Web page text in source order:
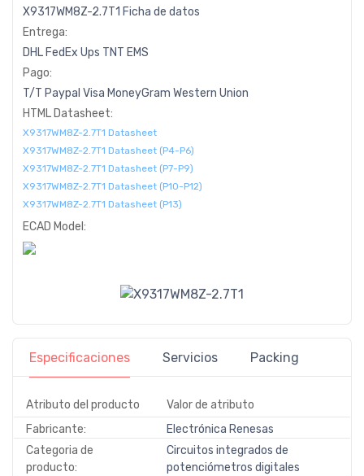
X9317WM8Z-2.7T1 Ficha de datos
Entrega:
DHL FedEx Ups TNT EMS
Pago:
T/T Paypal Visa MoneyGram Western Union
HTML Datasheet:
X9317WM8Z-2.7T1 Datasheet
X9317WM8Z-2.7T1 Datasheet (P4-P6)
X9317WM8Z-2.7T1 Datasheet (P7-P9)
X9317WM8Z-2.7T1 Datasheet (P10-P12)
X9317WM8Z-2.7T1 Datasheet (P13)
ECAD Model:
Especificaciones Servicios Packing
Atributo del producto
Valor de atributo
Fabricante:
Electrónica Renesas
Categoria de
producto:
Circuitos integrados de
potenciómetros digitales